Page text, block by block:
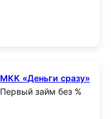
МКК «Деньги сразу»
Первый займ без %